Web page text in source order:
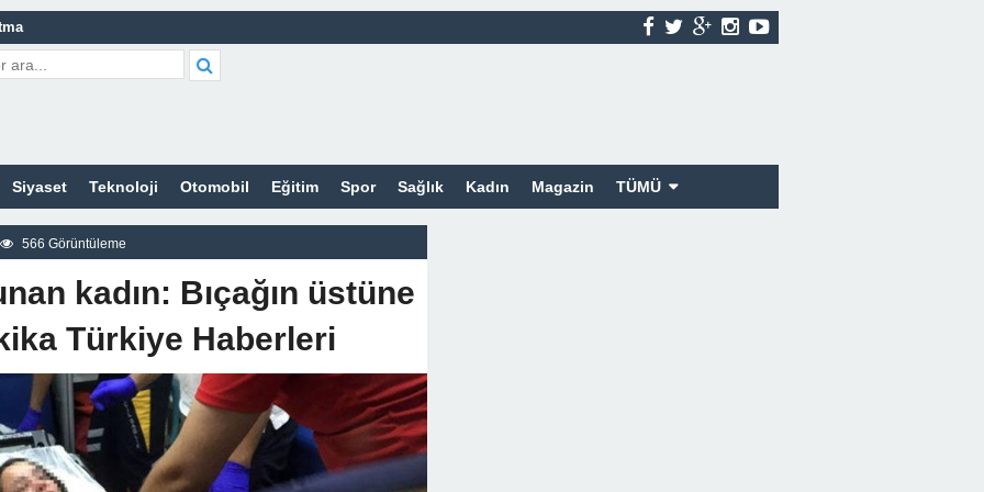
Nelerdir?
Nelerdir?
Nelerdir?
Sitesi
Siyaset Teknoloji Otomobil Eğitim Spor Sağlık Kadın Magazin TÜMÜ
566 Görüntüleme
kadın: Bıçağın üstüne
Türkiye Haberleri